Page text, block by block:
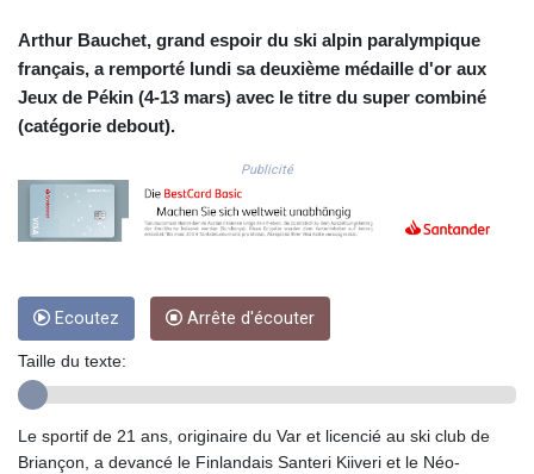
DZD 153.688625
EGP 57.293288
ERN 17.342035
FKP 0.8566
GEL 3.017966
GIP 0.8566
GMD 84.980421
GTQ 8.820142
GYD 241.849406
HKD 9.067746
Arthur Bauchet, grand espoir du ski alpin paralympique
français, a remporté lundi sa deuxième médaille d'or aux
Jeux de Pékin (4-13 mars) avec le titre du super combiné
(catégorie debout).
Publicité
Ecoutez Arrête d'écouter
Taille du texte:
Le sportif de 21 ans, originaire du Var et licencié au ski club de
Briançon, a devancé le Finlandais Santeri Kiiveri et le Néo-